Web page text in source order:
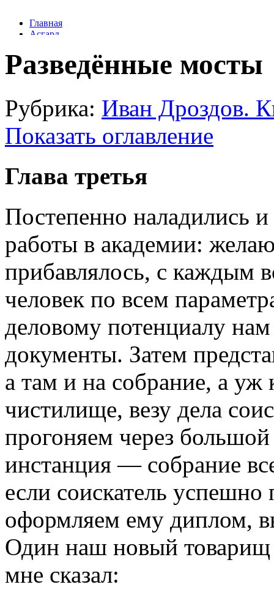
Разведённые мосты
Рубрика: Иван Дроздов.
Показать оглавление
Глава третья
Постепенно наладились
работы в академии:
прибавлялось, с каждым
человек по всем
деловому потенциалу
документы. Затем
а там и на собрание, а уж
чистилище, везу дела
прогоняем через
инстанция — собрание
если соискатель
оформляем ему диплом,
Один наш новый товарищ
мне сказал: